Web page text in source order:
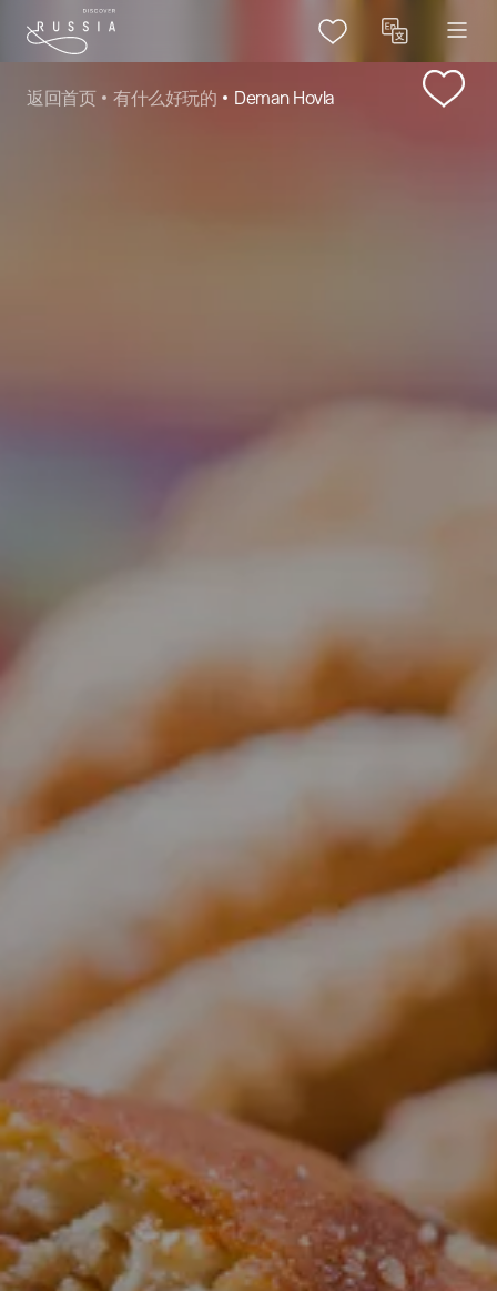
返回首页 有什么好玩的 Deman Hovla